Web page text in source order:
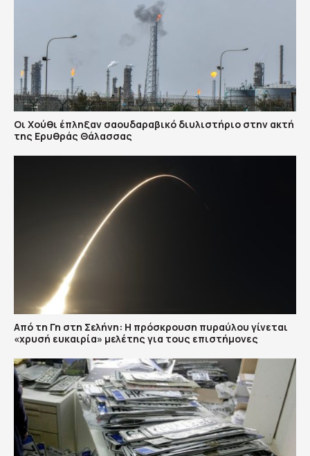
Οι Χούθι έπληξαν σαουδαραβικό διυλιστήριο στην ακτή
της Ερυθράς Θάλασσας
Από τη Γη στη Σελήνη: Η πρόσκρουση πυραύλου γίνεται
«χρυσή ευκαιρία» μελέτης για τους επιστήμονες